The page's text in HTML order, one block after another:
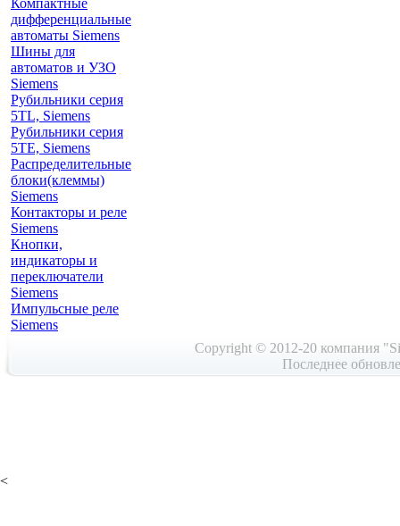
Компактные
дифференциальные
автоматы Siemens
Шины для
автоматов и УЗО
Siemens
Рубильники серия
5TL, Siemens
Рубильники серия
5TE, Siemens
Распределительные
блоки(клеммы)
Siemens
Контакторы и реле
Siemens
Кнопки,
индикаторы и
переключатели
Siemens
Импульсные реле
Siemens
Copyright © 2012-20 компания
Последнее
<